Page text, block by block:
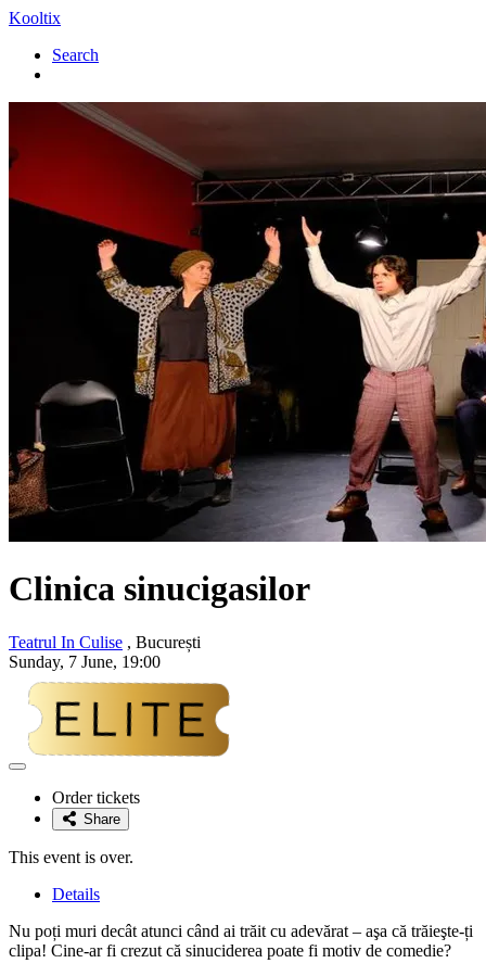
Kooltix
Search
Clinica sinucigasilor
Teatrul In Culise , București
Sunday, 7 June, 19:00
Adaugă
favoriteOrder tickets
Share
This event is over.
Details
Nu poți muri decât atunci când ai trăit cu adevărat – aşa că trăieşte-ți
clipa! Cine-ar fi crezut că sinuciderea poate fi motiv de comedie?